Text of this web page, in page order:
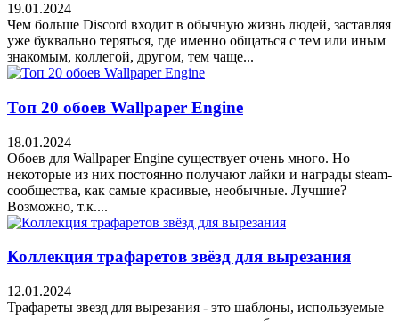
19.01.2024
Чем больше Discord входит в обычную жизнь людей, заставляя
уже буквально теряться, где именно общаться с тем или иным
знакомым, коллегой, другом, тем чаще...
Топ 20 обоев Wallpaper Engine
18.01.2024
Обоев для Wallpaper Engine существует очень много. Но
некоторые из них постоянно получают лайки и награды steam-
сообщества, как самые красивые, необычные. Лучшие?
Возможно, т.к....
Коллекция трафаретов звёзд для вырезания
12.01.2024
Трафареты звезд для вырезания - это шаблоны, используемые